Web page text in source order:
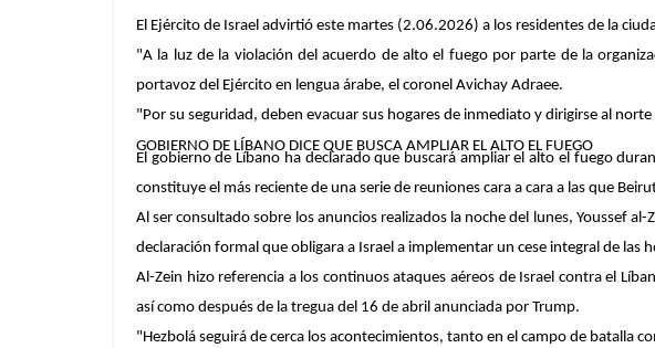
El Ejército de Israel advirtió este martes (2.06.2026) a los residentes de la
"A la luz de la violación del acuerdo de alto el fuego por parte de la
portavoz del Ejército en lengua árabe, el coronel Avichay Adraee.
"Por su seguridad, deben evacuar sus hogares de inmediato y dirigirse al
GOBIERNO DE LÍBANO DICE QUE BUSCA AMPLIAR EL ALTO EL FUEGO
El gobierno de Líbano ha declarado que buscará ampliar el alto el fuego
constituye el más reciente de una serie de reuniones cara a cara a las que
Al ser consultado sobre los anuncios realizados la noche del lunes, Youssef
declaración formal que obligara a Israel a implementar un cese integral de las
Al-Zein hizo referencia a los continuos ataques aéreos de Israel contra el
así como después de la tregua del 16 de abril anunciada por Trump.
"Hezbolá seguirá de cerca los acontecimientos, tanto en el campo de batalla